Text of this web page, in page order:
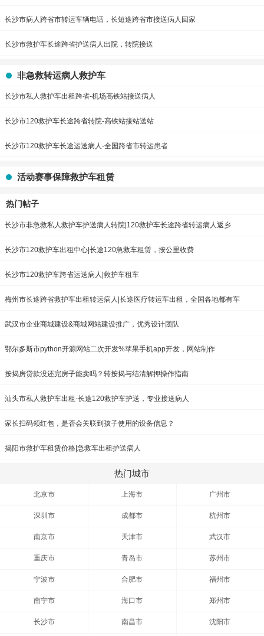
长沙市病人跨省市转运车辆电话，长短途跨省市接送病人回家
长沙市救护车长途跨省护送病人出院，转院接送
非急救转运病人救护车
长沙市私人救护车出租跨省-机场高铁站接送病人
长沙市120救护车长途跨省转院-高铁站接站送站
长沙市120救护车长途运送病人-全国跨省市转运患者
活动赛事保障救护车租赁
热门帖子
长沙市非急救私人救护车护送病人转院|120救护车长途跨省转运病人返乡
长沙市120救护车出租中心|长途120急救车租赁，按公里收费
长沙市120救护车跨省运送病人|救护车租车
梅州市长途跨省救护车出租转运病人|长途医疗转运车出租，全国各地都有车
武汉市企业商城建设&商城网站建设推广，优秀设计团队
鄂尔多斯市python开源网站二次开发%苹果手机app开发，网站制作
按揭房贷款没还完房子能卖吗？转按揭与结清解押操作指南
汕头市私人救护车出租-长途120救护车护送，专业接送病人
家长扫码领红包，是否会关联到孩子使用的设备信息？
揭阳市救护车租赁价格|急救车出租护送病人
热门城市
北京市 上海市 广州市
深圳市 成都市 杭州市
南京市 天津市 武汉市
重庆市 青岛市 苏州市
宁波市 合肥市 福州市
南宁市 海口市 郑州市
长沙市 南昌市 沈阳市